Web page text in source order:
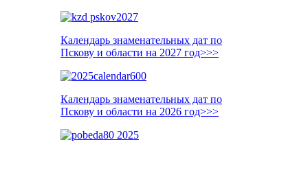
Календарь знаменательных дат по
Пскову и области на 2027 год>>>
Календарь знаменательных дат по
Пскову и области на 2026 год>>>